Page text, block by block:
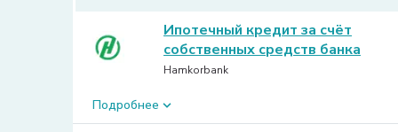
Ипотечный кредит за счёт
собственных средств банка
Hamkorbank
Подробнее